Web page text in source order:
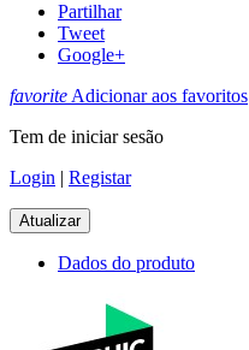
Partilhar
Tweet
Google+
favoriteAdicionar aos favoritos
Tem de iniciar sesão
Login | Registar
Dados do produto